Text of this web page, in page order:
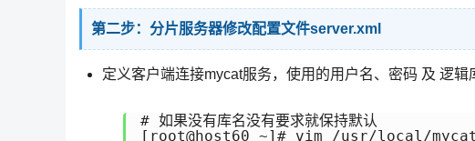
第二步：分片服务器修改配置文件server.xml
定义客户端连接mycat服务，使用的用户名、密码 及 逻辑
# 如果没有库名没有要求就保持默认
[root@host60 ~]# vim /usr/local/